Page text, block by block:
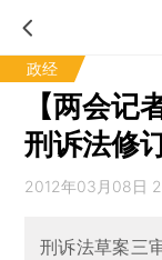
政经
【两会记
刑诉法修
2012年03月08日
刑诉法草案三